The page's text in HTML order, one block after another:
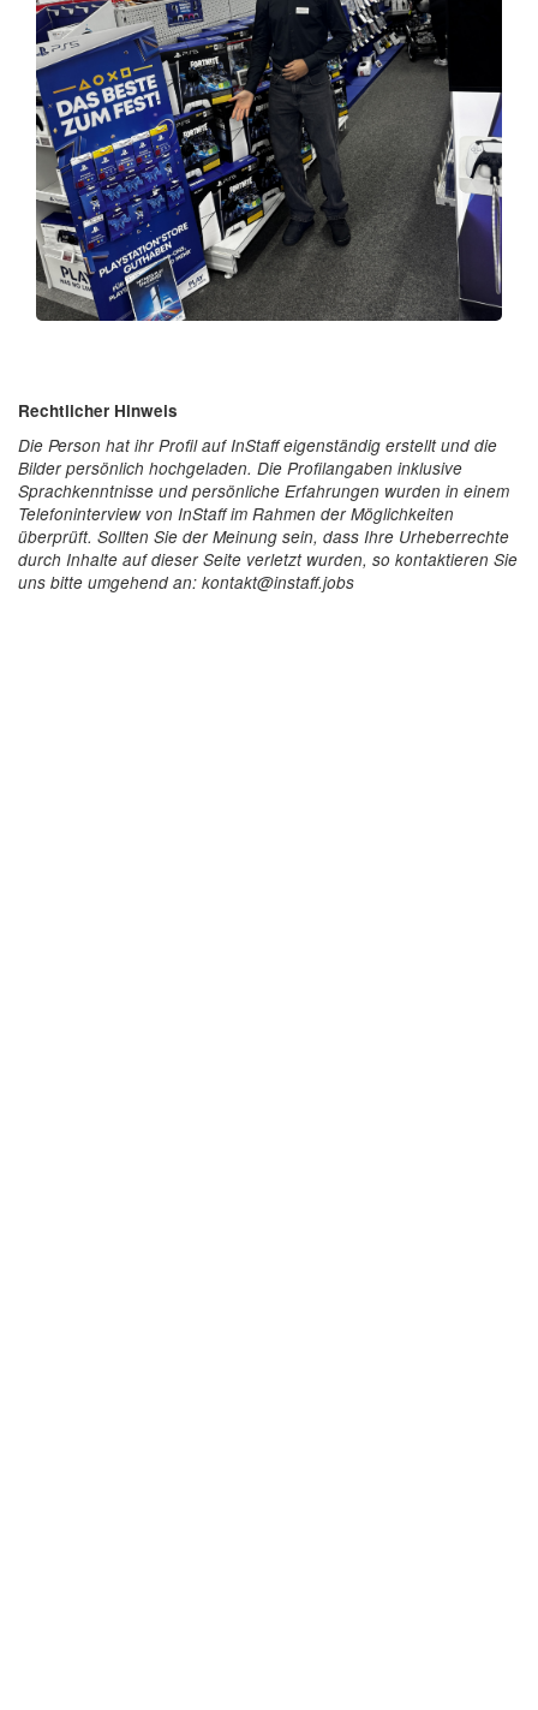
Rechtlicher Hinweis
Die Person hat ihr Profil auf InStaff eigenständig erstellt und die
Bilder persönlich hochgeladen. Die Profilangaben inklusive
Sprachkenntnisse und persönliche Erfahrungen wurden in einem
Telefoninterview von InStaff im Rahmen der Möglichkeiten
überprüft. Sollten Sie der Meinung sein, dass Ihre Urheberrechte
durch Inhalte auf dieser Seite verletzt wurden, so kontaktieren Sie
uns bitte umgehend an: kontakt@instaff.jobs